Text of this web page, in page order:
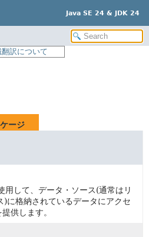
Java SE 24 & JDK 24
翻訳について
ージ
用して、データ・ソース(通常はリ
)に格納されているデータにアクセ
供します。